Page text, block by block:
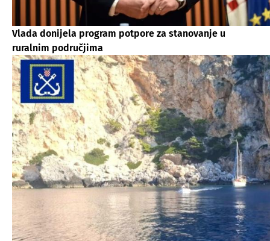
Vlada donijela program potpore za stanovanje u
ruralnim područjima